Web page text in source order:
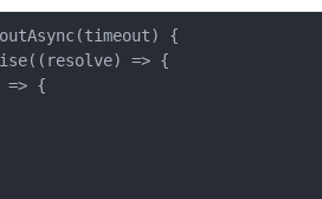
{
=> {
=> {